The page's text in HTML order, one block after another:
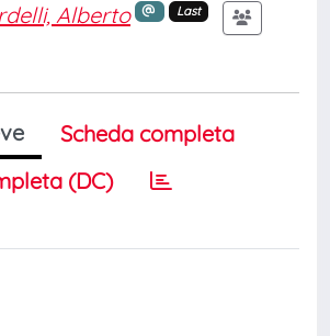
Alberto Last
Scheda completa
(DC)